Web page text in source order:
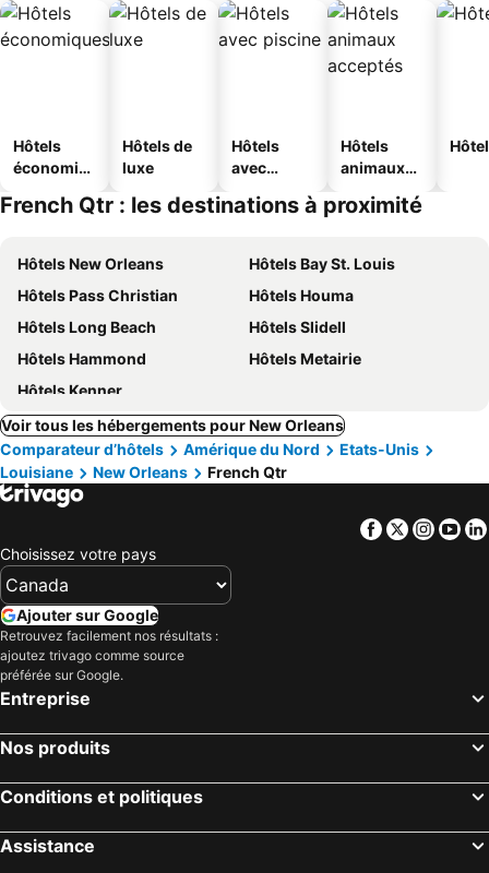
Hôtels
économiq
Hôtels de
luxe
Hôtels
avec
Hôtels
animaux
French Qtr : les destinations à proximité
Hôtels New Orleans
Hôtels Bay St. Louis
Hôtels Pass Christian
Hôtels Houma
Hôtels Long Beach
Hôtels Slidell
Hôtels Hammond
Hôtels Metairie
Hôtels Kenner
Voir tous les hébergements pour New Orleans
Comparateur d’hôtels
Amérique du Nord
Etats-Unis
Louisiane
New Orleans French Qtr
Facebook
Twitter
Choisissez votre pays
Ajouter sur Google
Retrouvez facilement nos résultats :
ajoutez trivago comme source
préférée sur Google.
Entreprise
Nos produits
Conditions et politiques
Assistance